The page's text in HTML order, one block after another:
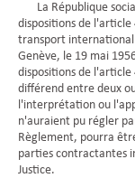
La République
dispositions de
transport international
Genève, le 19 mai
dispositions de l'article
différend entre deux
l'interprétation ou
n'auraient pu régler
Règlement, pourra
parties contractantes
Justice.